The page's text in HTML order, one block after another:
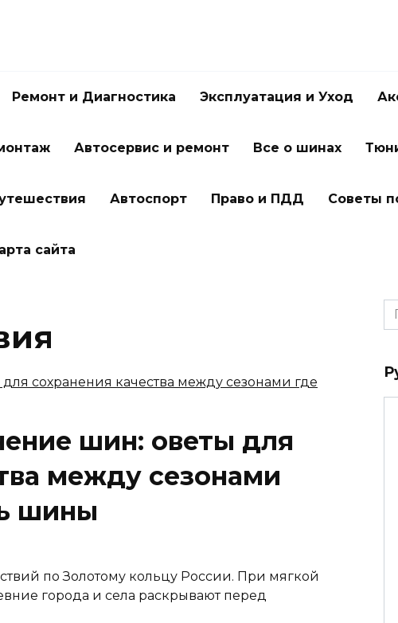
Ремонт и Диагностика Эксплуатация и Уход
Автосервис и ремонт Все о шинах
Автоспорт Право и ПДД Советы
сайта
шин: оветы для
между сезонами
шины
по Золотому кольцу России. При мягкой
города и села раскрывают перед